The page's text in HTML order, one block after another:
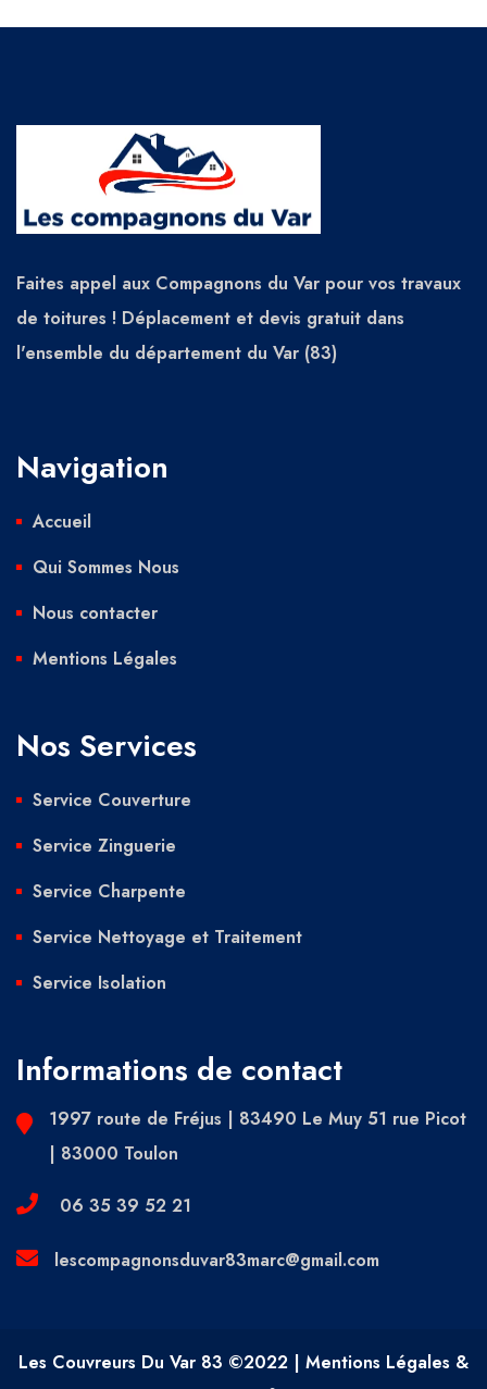
Faites appel aux Compagnons du Var pour vos travaux
de toitures ! Déplacement et devis gratuit dans
l'ensemble du département du Var (83)
Navigation
Accueil
Qui Sommes Nous
Nous contacter
Mentions Légales
Nos Services
Service Couverture
Service Zinguerie
Service Charpente
Service Nettoyage et Traitement
Service Isolation
Informations de contact
1997 route de Fréjus | 83490 Le Muy 51 rue Picot
| 83000 Toulon
06 35 39 52 21
lescompagnonsduvar83marc@gmail.com
Les Couvreurs Du Var 83 ©2022 | Mentions Légales &